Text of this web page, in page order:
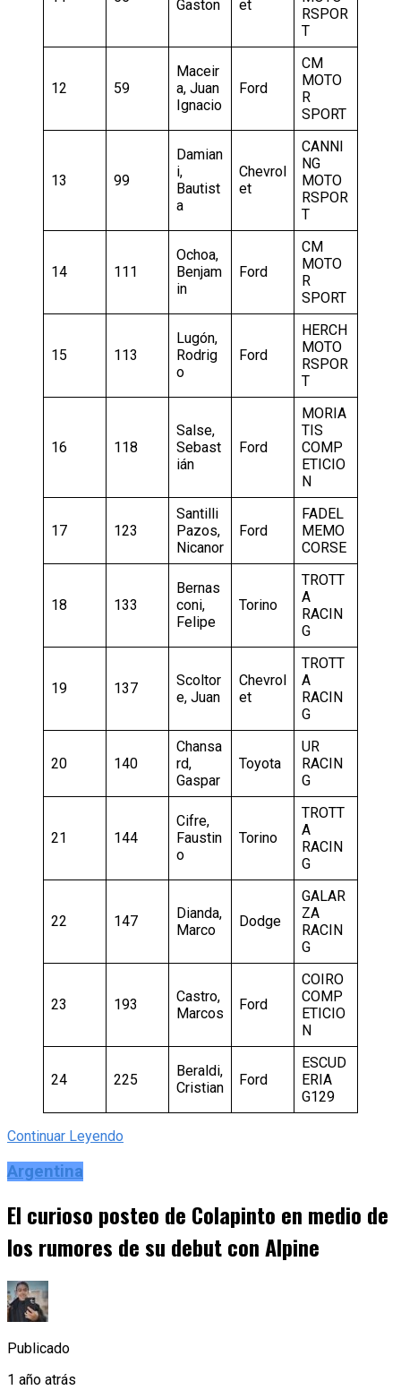
Gaston et
RSPOR
T
12 59
Maceir
a, Juan
Ignacio
Ford
CM
MOTO
R
SPORT
13 99
Damian
i,
Bautist
a
Chevrol
et
CANNI
NG
MOTO
RSPOR
T
14 111
Ochoa,
Benjam
in
Ford
CM
MOTO
R
SPORT
15 113
Lugón,
Rodrig
o
Ford
HERCH
MOTO
RSPOR
T
16 118
Salse,
Sebast
ián
Ford
MORIA
TIS
COMP
ETICIO
N
17 123
Santilli
Pazos,
Nicanor
Ford
FADEL
MEMO
CORSE
18 133
Bernas
coni,
Felipe
Torino
TROTT
A
RACIN
G
19 137
Scoltor
e, Juan
Chevrol
et
TROTT
A
RACIN
G
20 140
Chansa
rd,
Gaspar
Toyota
UR
RACIN
G
21 144
Cifre,
Faustin
o
Torino
TROTT
A
RACIN
G
22 147
Dianda,
Marco
Dodge
GALAR
ZA
RACIN
G
23 193
Castro,
Marcos
Ford
COIRO
COMP
ETICIO
N
24 225
Beraldi,
Cristian
Ford
ESCUD
ERIA
G129
Continuar Leyendo
Argentina
El curioso posteo de Colapinto en medio de
los rumores de su debut con Alpine
Publicado
1 año atrás